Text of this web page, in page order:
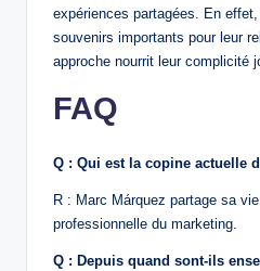
expériences partagées. En
souvenirs importants pour leur
approche nourrit leur complicité
FAQ
Q : Qui est la copine actuelle
R : Marc Márquez partage sa
professionnelle du marketing.
Q : Depuis quand sont-ils